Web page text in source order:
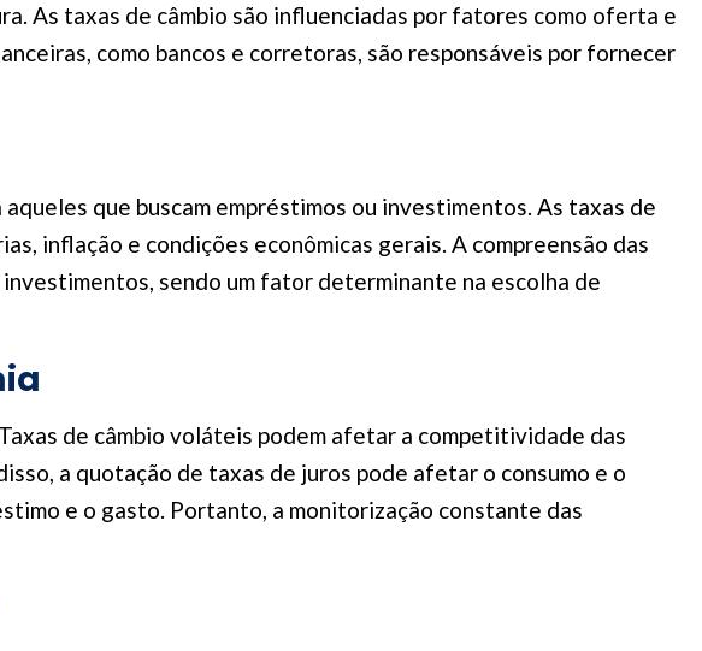
As taxas de câmbio são influenciadas por fatores como oferta e
como bancos e corretoras, são responsáveis por fornecer
que buscam empréstimos ou investimentos. As taxas de
inflação e condições econômicas gerais. A compreensão das
sendo um fator determinante na escolha de
de câmbio voláteis podem afetar a competitividade das
a quotação de taxas de juros pode afetar o consumo e o
e o gasto. Portanto, a monitorização constante das